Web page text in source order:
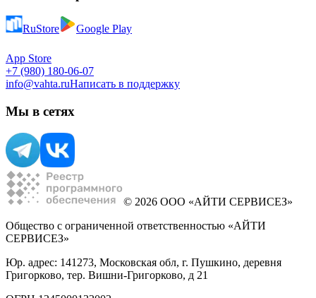
RuStore Google Play
App Store
+7 (980) 180-06-07
info@vahta.ruНаписать в поддержку
Мы в сетях
© 2026 ООО «АЙТИ СЕРВИСЕЗ»
Общество с ограниченной ответственностью «АЙТИ
СЕРВИСЕЗ»
Юр. адрес: 141273, Московская обл, г. Пушкино, деревня
Григорково, тер. Вишни-Григорково, д 21